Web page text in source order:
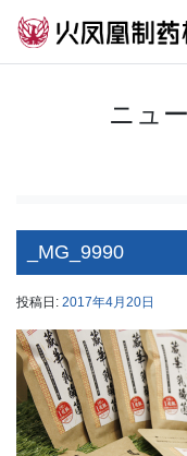
ニュ
_MG_9990
投稿日: 2017年4月20日